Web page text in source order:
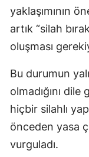
yaklaşımının
artık “silah
oluşması
Bu durumun
olmadığını
hiçbir silahlı
önceden yasa
vurguladı.